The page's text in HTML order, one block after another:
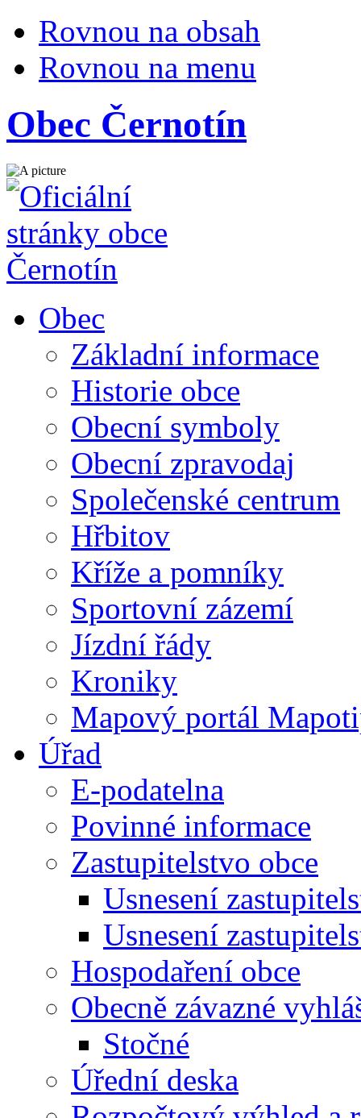
Rovnou na obsah
Rovnou na menu
Obec Černotín
Obec
Základní informace
Historie obce
Obecní symboly
Obecní zpravodaj
Společenské centrum
Hřbitov
Kříže a pomníky
Sportovní zázemí
Jízdní řády
Kroniky
Mapový portál
Úřad
E-podatelna
Povinné informace
Zastupitelstvo obce
Usnesení
Usnesení
Hospodaření obce
Obecně závazné
Stočné
Úřední deska